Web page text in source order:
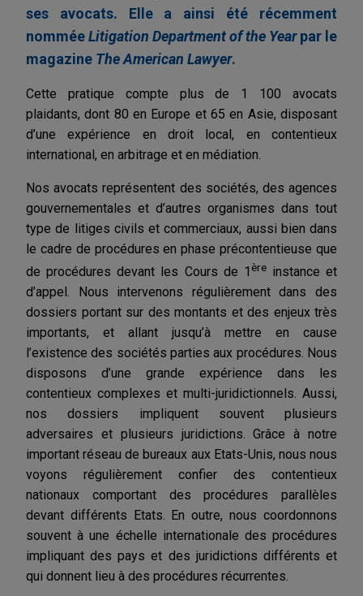
ses avocats. Elle a ainsi été récemment
nomméeLitigation Department of the Yearpar le
magazine The American Lawyer.
Cette pratique compte plus de 1 100 avocats
plaidants, dont 80 en Europe et 65 en Asie, disposant
d’une expérience en droit local, en contentieux
international, en arbitrage et en médiation.
Nos avocats représentent des sociétés, des agences
gouvernementales et d’autres organismes dans tout
type de litiges civils et commerciaux, aussi bien dans
le cadre de procédures en phase précontentieuse que
de procédures devant les Cours de 1 èreinstance et
d’appel. Nous intervenons régulièrement dans des
dossiers portant sur des montants et des enjeux très
importants, et allant jusqu’à mettre en cause
l’existence des sociétés parties aux procédures. Nous
disposons d’une grande expérience dans les
contentieux complexes et multi-juridictionnels. Aussi,
nos dossiers impliquent souvent plusieurs
adversaires et plusieurs juridictions. Grâce à notre
important réseau de bureaux aux Etats-Unis, nous nous
voyons régulièrement confier des contentieux
nationaux comportant des procédures parallèles
devant différents Etats. En outre, nous coordonnons
souvent à une échelle internationale des procédures
impliquant des pays et des juridictions différents et
qui donnent lieu à des procédures récurrentes.